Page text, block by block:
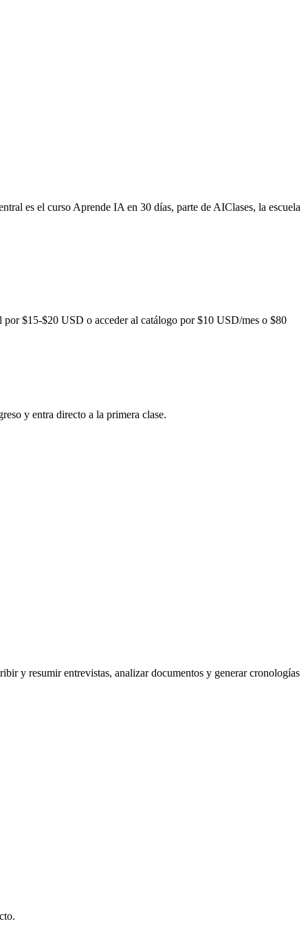
es el curso Aprende IA en 30 días, parte de AIClases, la escuela
por$15-$20 USD o acceder al catálogo por$10 USD/mes o $80
y entra directo a la primera clase.
y resumir entrevistas, analizar documentos y generar cronologías